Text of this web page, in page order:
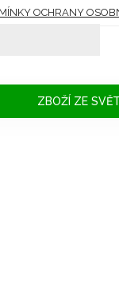
OCHRANY
ZBOŽÍ ZE